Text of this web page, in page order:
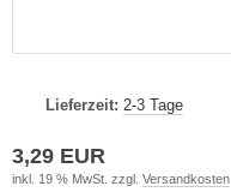
Lieferzeit: 2-3 Tage
3,29 EUR
inkl. 19 % MwSt. zzgl. Versandkosten